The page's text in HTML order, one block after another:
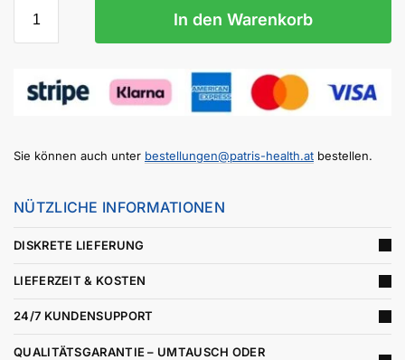
In den Warenkorb
Sie können auch unter bestellungen@patris-health.at bestellen.
NÜTZLICHE INFORMATIONEN
DISKRETE LIEFERUNG
LIEFERZEIT & KOSTEN
24/7 KUNDENSUPPORT
QUALITÄTSGARANTIE – UMTAUSCH ODER